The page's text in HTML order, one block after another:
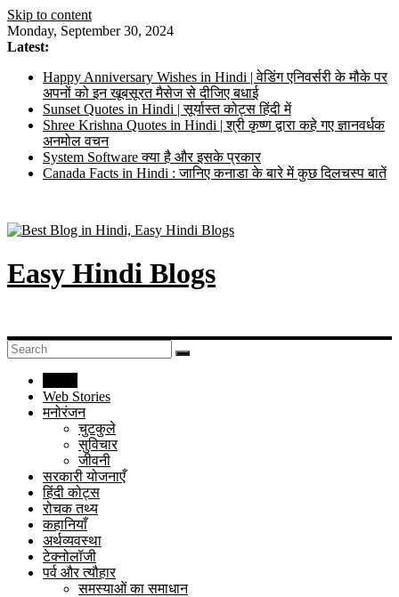
Skip to content
Monday, September 30, 2024
Latest:
Happy Anniversary Wishes in Hindi | वेडिंग एनिवर्सरी के मौके पर
अपनों को इन खूबसूरत मैसेज से दीजिए बधाई
Sunset Quotes in Hindi | सूर्यास्त कोट्स हिंदी में
Shree Krishna Quotes in Hindi | श्री कृष्ण द्वारा कहे गए ज्ञानवर्धक
अनमोल वचन
System Software क्या है और इसके प्रकार
Canada Facts in Hindi : जानिए कनाडा के बारे में कुछ दिलचस्प बातें
Easy Hindi Blogs
Web Stories
मनोरंजन
चुटकुले
सुविचार
जीवनी
सरकारी योजनाएँ
हिंदी कोट्स
रोचक तथ्य
कहानियाँ
अर्थव्यवस्था
टेक्नोलॉजी
पर्व और त्यौहार
समस्याओं का समाधान